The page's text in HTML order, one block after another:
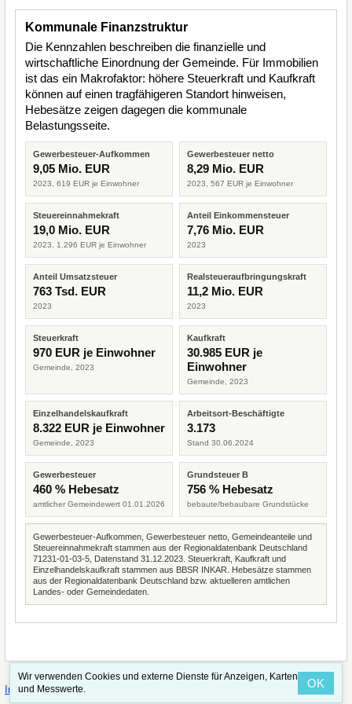
Kommunale Finanzstruktur
Die Kennzahlen beschreiben die finanzielle und
wirtschaftliche Einordnung der Gemeinde. Für Immobilien
ist das ein Makrofaktor: höhere Steuerkraft und Kaufkraft
können auf einen tragfähigeren Standort hinweisen,
Hebesätze zeigen dagegen die kommunale
Belastungsseite.
Gewerbesteuer-Aufkommen
9,05 Mio. EUR
2023, 619 EUR je Einwohner
Gewerbesteuer netto
8,29 Mio. EUR
2023, 567 EUR je Einwohner
Steuereinnahmekraft
19,0 Mio. EUR
2023, 1.296 EUR je Einwohner
Anteil Einkommensteuer
7,76 Mio. EUR
2023
Anteil Umsatzsteuer
763 Tsd. EUR
2023
Realsteueraufbringungskraft
11,2 Mio. EUR
2023
Steuerkraft
970 EUR je Einwohner
Gemeinde, 2023
Kaufkraft
30.985 EUR je
Einwohner
Gemeinde, 2023
Einzelhandelskaufkraft
8.322 EUR je Einwohner
Gemeinde, 2023
Arbeitsort-Beschäftigte
3.173
Stand 30.06.2024
Gewerbesteuer
460 % Hebesatz
amtlicher Gemeindewert 01.01.2026
Grundsteuer B
756 % Hebesatz
bebaute/bebaubare Grundstücke
Gewerbesteuer-Aufkommen, Gewerbesteuer netto, Gemeindeanteile und
Steuereinnahmekraft stammen aus der Regionaldatenbank Deutschland
71231-01-03-5, Datenstand 31.12.2023. Steuerkraft, Kaufkraft und
Einzelhandelskaufkraft stammen aus BBSR INKAR. Hebesätze stammen
aus der Regionaldatenbank Deutschland bzw. aktuelleren amtlichen
Landes- oder Gemeindedaten.
Impressum·Straßenindex
Wir verwenden Cookies und externe Dienste für Anzeigen, Karten
und Messwerte.
OK